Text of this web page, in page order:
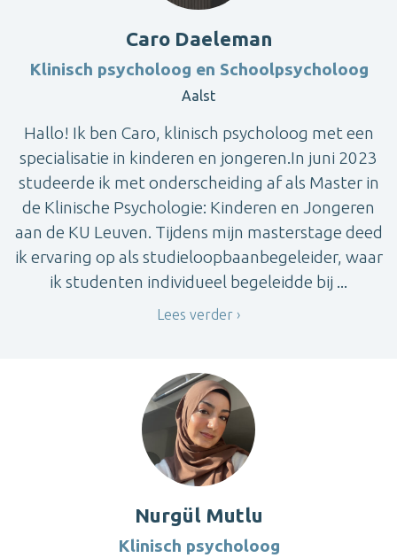
Caro Daeleman
Klinisch psycholoog en Schoolpsycholoog
Aalst
Hallo! Ik ben Caro, klinisch psycholoog met een
specialisatie in kinderen en jongeren.In juni 2023
studeerde ik met onderscheiding af als Master in
de Klinische Psychologie: Kinderen en Jongeren
aan de KU Leuven. Tijdens mijn masterstage deed
ik ervaring op als studieloopbaanbegeleider, waar
ik studenten individueel begeleidde bij ...
Lees verder
Nurgül Mutlu
Klinisch psycholoog